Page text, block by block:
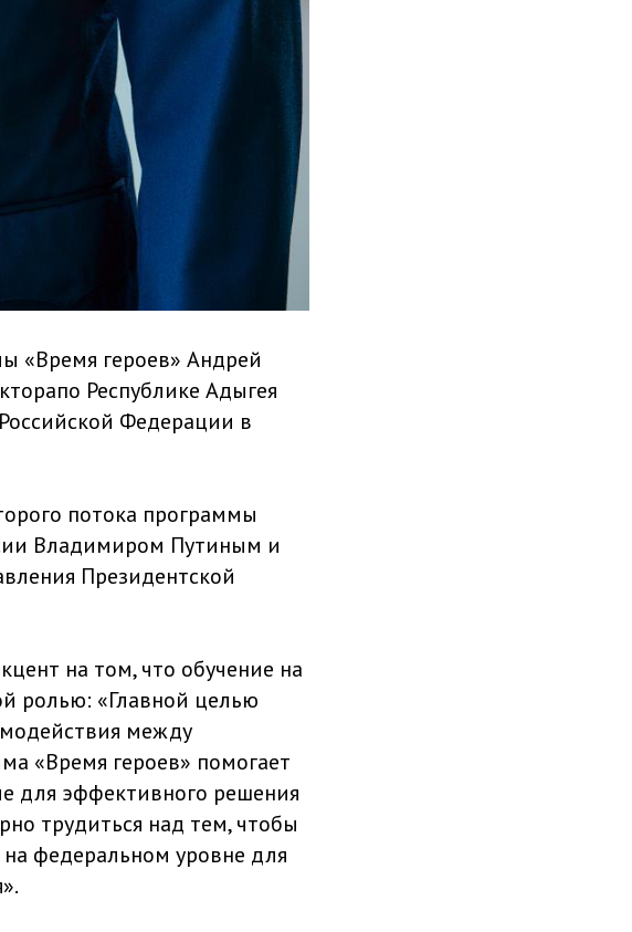
«Время героев» Андрей
Республике Адыгея
Федерации в
потока программы
Владимиром Путиным и
Президентской
на том, что обучение на
ролью: «Главной целью
между
«Время героев» помогает
для эффективного решения
трудиться над тем, чтобы
федеральном уровне для